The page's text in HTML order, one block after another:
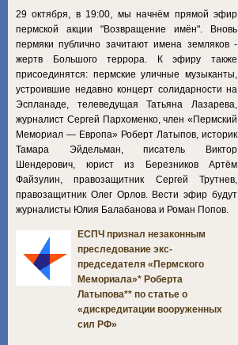
29 октября, в 19:00, мы начнём прямой эфир
пермской акции "Возвращение имён". Вновь
пермяки публично зачитают имена земляков -
жертв Большого террора. К эфиру также
присоединятся: пермские уличные музыканты,
устроившие недавно концерт солидарности на
Эспланаде, телеведущая Татьяна Лазарева,
журналист Сергей Пархоменко, член «Пермский
Мемориал — Европа» Роберт Латыпов, историк
Тамара Эйдельман, писатель Виктор
Шендерович, юрист из Березников Артём
Файзулин, правозащитник Сергей Трутнев,
правозащитник Олег Орлов. Вести эфир будут
журналисты Юлия Балабанова и Роман Попов.
ЕСПЧ признал незаконным
преследование экс-
председателя «Пермского
Мемориала»* Роберта
Латыпова** по статье о
«дискредитации вооруженных
сил РФ»